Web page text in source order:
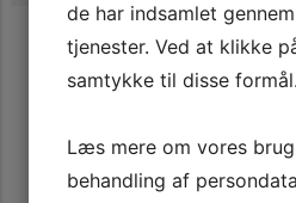
de har indsamlet
tjenester. Ved at klikke
samtykke til disse formål.
Læs mere om vores
behandling af persondata